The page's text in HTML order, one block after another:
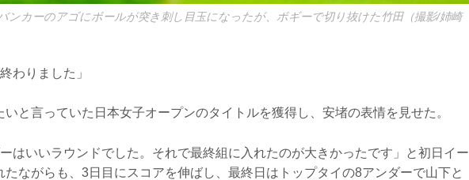
ンカーのアゴにボールが突き刺し目玉になったが、ボギーで切り抜けた竹田（撮影/姉崎
わりました」
いと言っていた日本女子オープンのタイトルを獲得し、安堵の表情を見せた。
ーはいいラウンドでした。それで最終組に入れたのが大きかったです」と初日イー
たながらも、3日目にスコアを伸ばし、最終日はトップタイの8アンダーで山下と